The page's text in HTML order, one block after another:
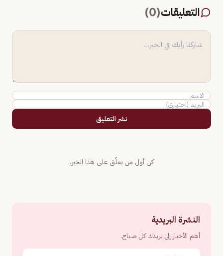
التعليقات(
0
)
نشر التعليق
كن أول من يعلّق على هذا الخبر.
النشرة البريدية
أهم الأخبار إلى بريدك كل صباح.